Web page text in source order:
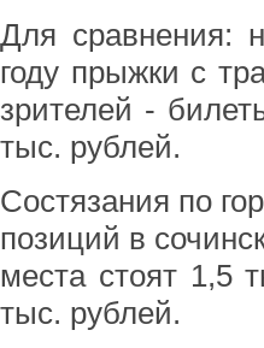
Для сравнения:
году прыжки с
зрителей -
тыс. рублей.
Состязания по
позиций в
места стоят 1,5
тыс. рублей.